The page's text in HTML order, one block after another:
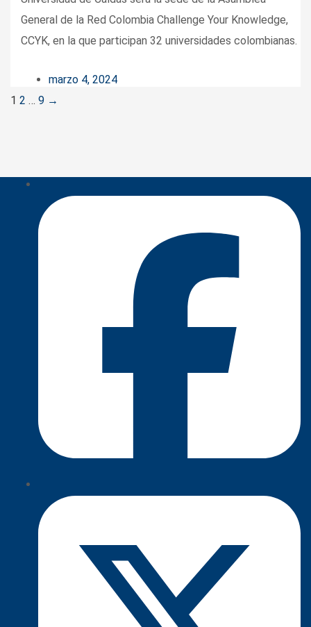
General de la Red Colombia Challenge Your Knowledge,
CCYK, en la que participan 32 universidades colombianas.
marzo 4, 2024
Posts
1 2 … 9 →